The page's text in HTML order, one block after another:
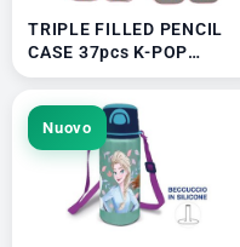
TRIPLE FILLED PENCIL
CASE 37pcs K-POP
DEMON HUNTER
Nuovo